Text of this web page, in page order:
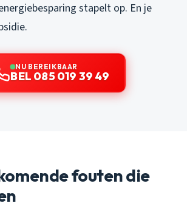
stapelt op. En je
NU BEREIKBAAR
BEL 085 019 39 49
fouten die